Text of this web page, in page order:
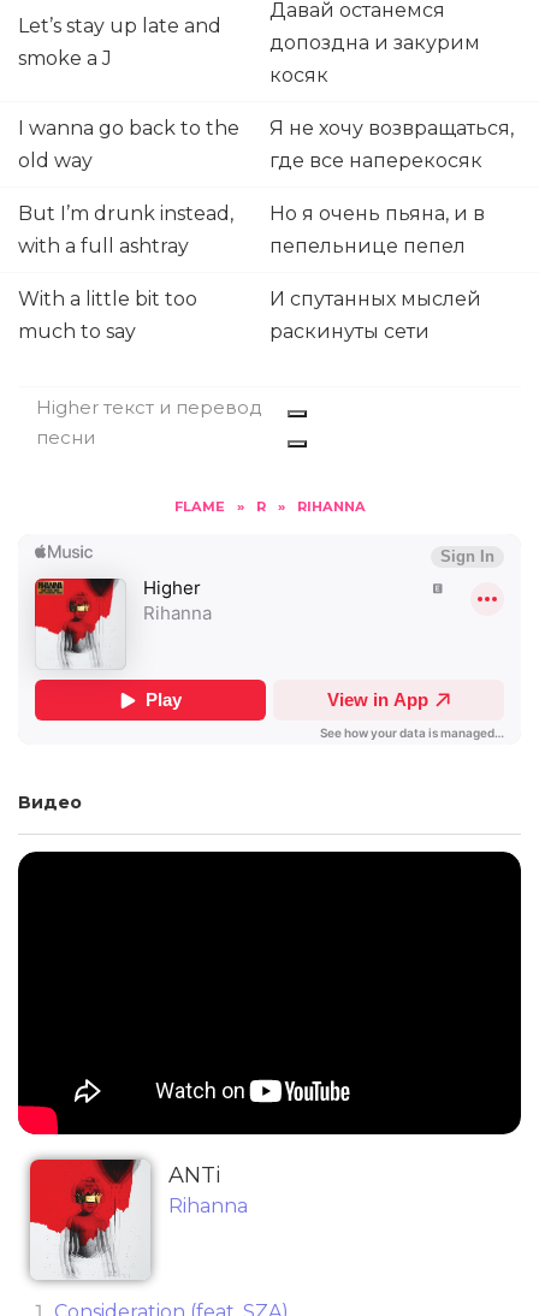
Let’s stay up late and
smoke a J
Давай останемся
допоздна и закурим
косяк
I wanna go back to the
old way
Я не хочу возвращаться,
где все наперекосяк
But I’m drunk instead,
with a full ashtray
Но я очень пьяна, и в
пепельнице пепел
With a little bit too
much to say
И спутанных мыслей
раскинуты сети
Higher текст и перевод
песни
FLAME » R » RIHANNA
Видео
ANTi
Rihanna
Consideration (feat. SZA)